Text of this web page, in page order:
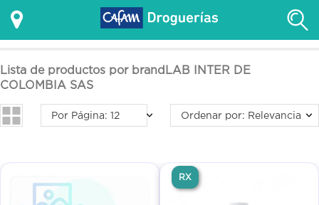
Lista de productos por brandLAB INTER DE
COLOMBIA SAS
Por Página: 12 Ordenar por: Relevancia
RX